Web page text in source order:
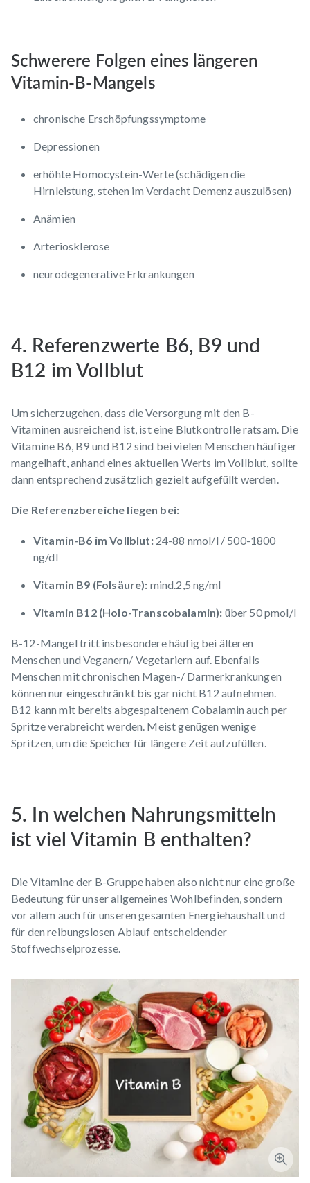
Schwerere Folgen eines längeren
Vitamin-B-Mangels
chronische Erschöpfungssymptome
Depressionen
erhöhte Homocystein-Werte (schädigen die
Hirnleistung, stehen im Verdacht Demenz auszulösen)
Anämien
Arteriosklerose
neurodegenerative Erkrankungen
4. Referenzwerte B6, B9 und
B12 im Vollblut
Um sicherzugehen, dass die Versorgung mit den B-
Vitaminen ausreichend ist, ist eine Blutkontrolleratsam. Die
Vitamine B6, B9 und B12 sind bei vielen Menschen häufiger
mangelhaft, anhand eines aktuellen Werts im Vollblut, sollte
dann entsprechend zusätzlich gezielt aufgefüllt werden.
Die Referenzbereiche liegen bei:
Vitamin-B6 im Vollblut:24-88 nmol/l / 500-1800
ng/dl
Vitamin B9 (Folsäure): mind.2,5 ng/ml
Vitamin B12 (Holo-Transcobalamin): über 50 pmol/l
B-12-Mangel tritt insbesondere häufig bei älteren
Menschen und Veganern/ Vegetariern auf. Ebenfalls
Menschen mit chronischen Magen-/ Darmerkrankungen
können nur eingeschränkt bis gar nicht B12 aufnehmen.
B12 kann mit bereits abgespaltenem Cobalamin auch per
Spritze verabreicht werden. Meist genügen wenige
Spritzen, um die Speicher für längere Zeit aufzufüllen.
5. In welchen Nahrungsmitteln
ist viel Vitamin B enthalten?
Die Vitamine der B-Gruppe haben also nicht nur eine große
Bedeutung für unser allgemeines Wohlbefinden, sondern
vor allem auch für unseren gesamten Energiehaushalt und
für den reibungslosen Ablauf entscheidender
Stoffwechselprozesse.